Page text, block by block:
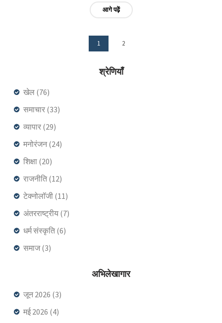
आगे पढ़ें
1 2
श्रेणियाँ
खेल (76)
समाचार (33)
व्यापार (29)
मनोरंजन(24)
शिक्षा (20)
राजनीति (12)
टेक्नोलॉजी (11)
अंतरराष्ट्रीय (7)
धर्म संस्कृति (6)
समाज(3)
अभिलेखागार
जून 2026 (3)
मई 2026 (4)